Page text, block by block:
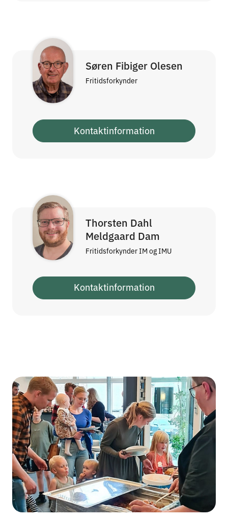
Søren Fibiger Olesen
Fritidsforkynder
Kontaktinformation
Thorsten Dahl
Meldgaard Dam
Fritidsforkynder IM og IMU
Kontaktinformation